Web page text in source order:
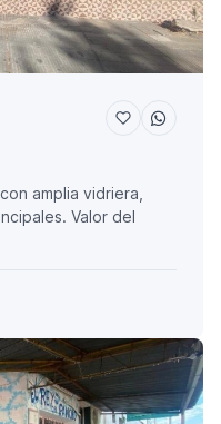
amplia vidriera,
Valor del